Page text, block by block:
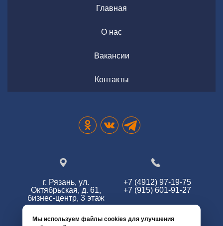
Главная
О нас
Вакансии
Контакты
г. Рязань, ул.
Октябрьская, д. 61,
бизнес-центр, 3 этаж
+7 (4912) 97-19-75
+7 (915) 601-91-27
Мы используем файлы cookies для улучшения